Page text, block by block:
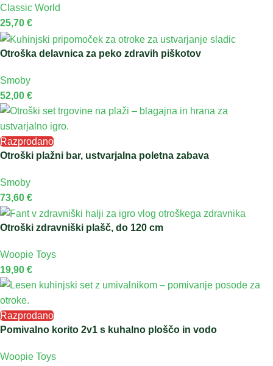
Classic World
25,70 €
Otroška delavnica za peko zdravih piškotov
Smoby
52,00 €
Razprodano
Otroški plažni bar, ustvarjalna poletna zabava
Smoby
73,60 €
Otroški zdravniški plašč, do 120 cm
Woopie Toys
19,90 €
Razprodano
Pomivalno korito 2v1 s kuhalno ploščo in vodo
Woopie Toys